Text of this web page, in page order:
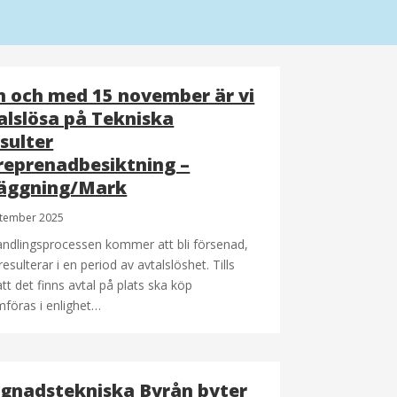
och med 15 november är vi
på Tekniska
–
Mark
2025
kommer att bli försenad,
i en period av avtalslöshet. Tills
det finns avtal på plats ska köp
i enlighet…
Byrån byter